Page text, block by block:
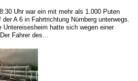
Uhr war ein mit mehr als 1.000 Puten
A 6 in Fahrtrichtung Nürnberg unterwegs.
hatte sich wegen einer
Fahrer des…